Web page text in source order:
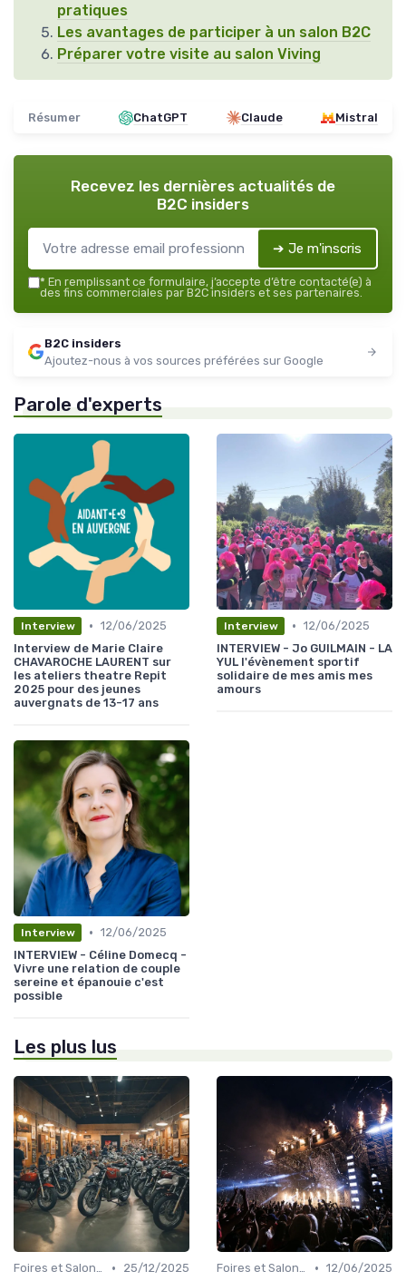
pratiques
Les avantages de participer à un salon B2C
Préparer votre visite au salon Viving
Résumer ChatGPT Claude Mistral
Recevez les dernières actualités de
B2C insiders
➔ Je m'inscris
* En remplissant ce formulaire, j’accepte d’être contacté(e) à
des fins commerciales par B2C insiders et ses partenaires.
B2C insiders
Ajoutez-nous à vos sources préférées sur Google
Parole d'experts
Interview • 12/06/2025
Interview de Marie Claire
CHAVAROCHE LAURENT sur
les ateliers theatre Repit
2025 pour des jeunes
auvergnats de 13-17 ans
Interview • 12/06/2025
INTERVIEW - Jo GUILMAIN - LA
YUL l'évènement sportif
solidaire de mes amis mes
amours
Interview • 12/06/2025
INTERVIEW - Céline Domecq -
Vivre une relation de couple
sereine et épanouie c'est
possible
Les plus lus
Foires et Salons Grand Public • 25/12/2025 Foires et Salons Grand Public • 12/06/2025